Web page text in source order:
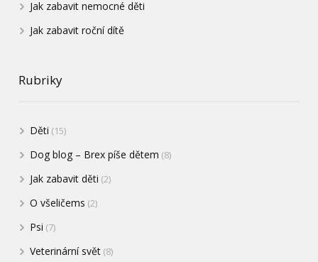
Jak zabavit nemocné děti
Jak zabavit roční dítě
Rubriky
Děti (15)
Dog blog – Brex píše dětem (8)
Jak zabavit děti (2)
O všeličems (2)
Psi (7)
Veterinární svět (8)